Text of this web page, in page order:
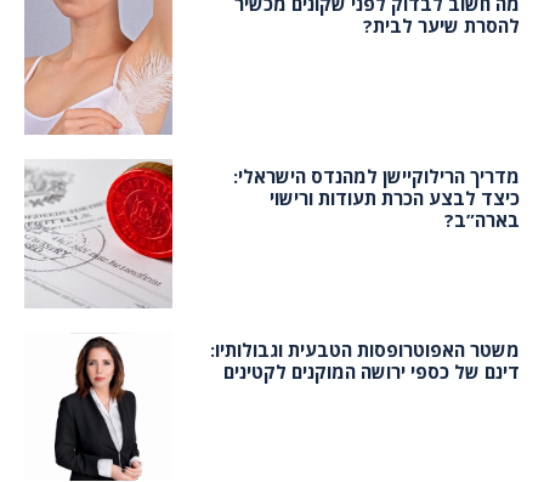
להסרת שיער לבית?
מדריך הרילוקיישן למהנדס הישראלי:
כיצד לבצע הכרת תעודות ורישוי
בארה”ב?
משטר האפוטרופסות הטבעית וגבולותיו:
דינם של כספי ירושה המוקנים לקטינים